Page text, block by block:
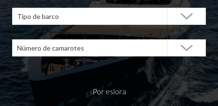
Tipo de barco
Número de camarotes
Por eslora